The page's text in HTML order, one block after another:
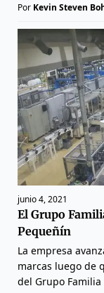
Por Kevin Steven
junio 4, 2021
El Grupo
Pequeñín
La empresa
marcas luego de
del Grupo